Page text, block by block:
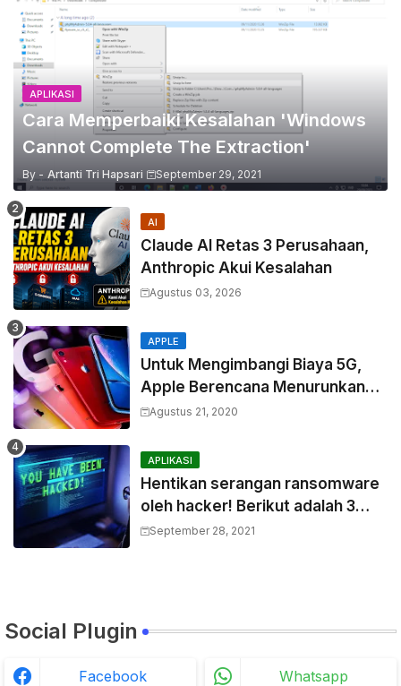
APLIKASI
Cara Memperbaiki Kesalahan 'Windows
Cannot Complete The Extraction'
By - Artanti Tri Hapsari September 29, 2021
AI
Claude AI Retas 3 Perusahaan,
Anthropic Akui Kesalahan
Agustus 03, 2026
APPLE
Untuk Mengimbangi Biaya 5G,
Apple Berencana Menurunkan
Harga Komponen Baterai
Agustus 21, 2020
APLIKASI
Hentikan serangan ransomware
oleh hacker! Berikut adalah 3
cara melakukannya
September 28, 2021
Social Plugin
Facebook Whatsapp